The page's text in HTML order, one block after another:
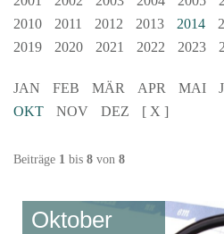
2010
2011 2012 2013 2014
2019
2020 2021 2022 2023
JAN FEB MÄR APR MAI
OKT
NOV DEZ [ X ]
Beiträge 1 bis 8 von 8
Oktober